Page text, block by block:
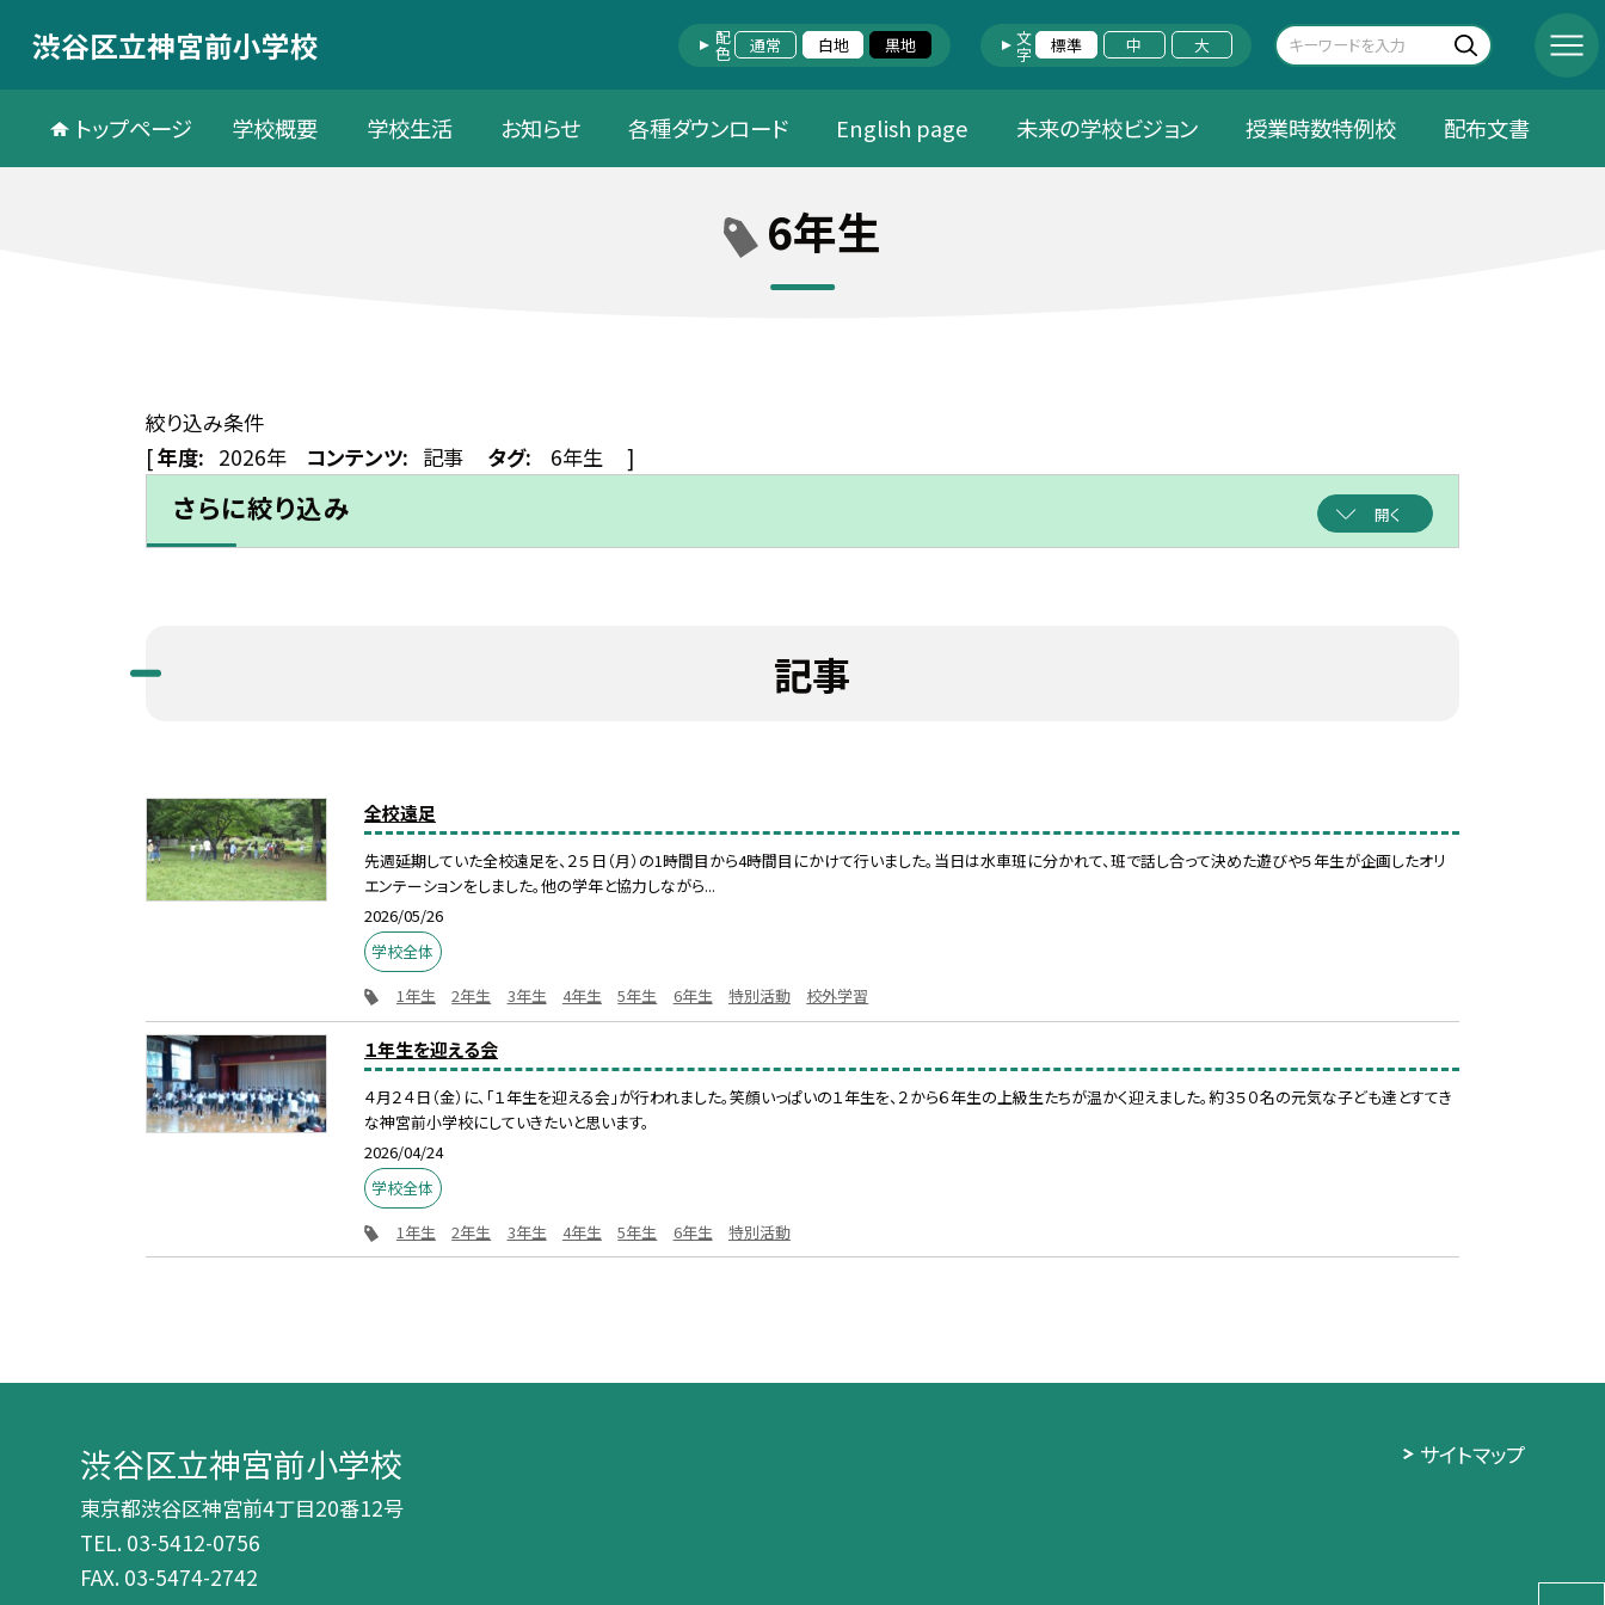
渋谷区立神宮前小学校 配色 通常 白地 黒地 文字 標準 中 大
トップページ 学校概要 学校生活 お知らせ 各種ダウンロード English page 未来の学校ビジョン 授業時数特例校 配布文書
6年生
絞り込み条件
[年度: 2026年 コンテンツ: 記事 タグ: 6年生 ]
さらに絞り込み 開く
記事
全校遠足
先週延期していた全校遠足を、２５日（月）の1時間目から4時間目にかけて行いました。当日は水車班に分かれて、班で話し合って決めた遊びや５年生が企画したオリ
エンテーションをしました。他の学年と協力しながら...
2026/05/26
学校全体
1年生
2年生 3年生 4年生 5年生 6年生 特別活動 校外学習
１年生を迎える会
４月２４日（金）に、「１年生を迎える会」が行われました。笑顔いっぱいの１年生を、２から６年生の上級生たちが温かく迎えました。約３５０名の元気な子ども達とすてき
な神宮前小学校にしていきたいと思います。
2026/04/24
学校全体
1年生
2年生 3年生 4年生 5年生 6年生 特別活動
渋谷区立神宮前小学校
東京都渋谷区神宮前4丁目20番12号
TEL. 03-5412-0756
FAX. 03-5474-2742
サイトマップ